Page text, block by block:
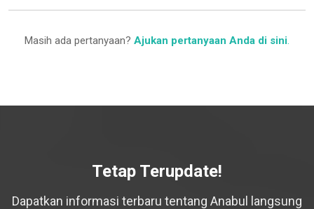
Masih ada pertanyaan? Ajukan pertanyaan Anda di sini.
Tetap Terupdate!
Dapatkan informasi terbaru tentang Anabul langsung